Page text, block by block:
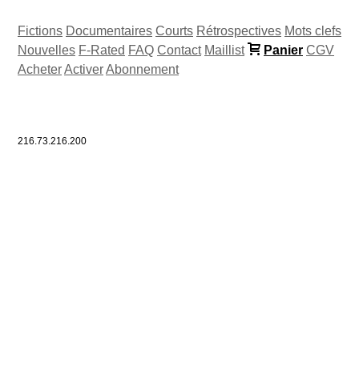
Fictions Documentaires Courts Rétrospectives Mots clefs
Nouvelles F-Rated FAQ Contact Maillist Panier CGV
AcheterActiverAbonnement
216.73.216.200